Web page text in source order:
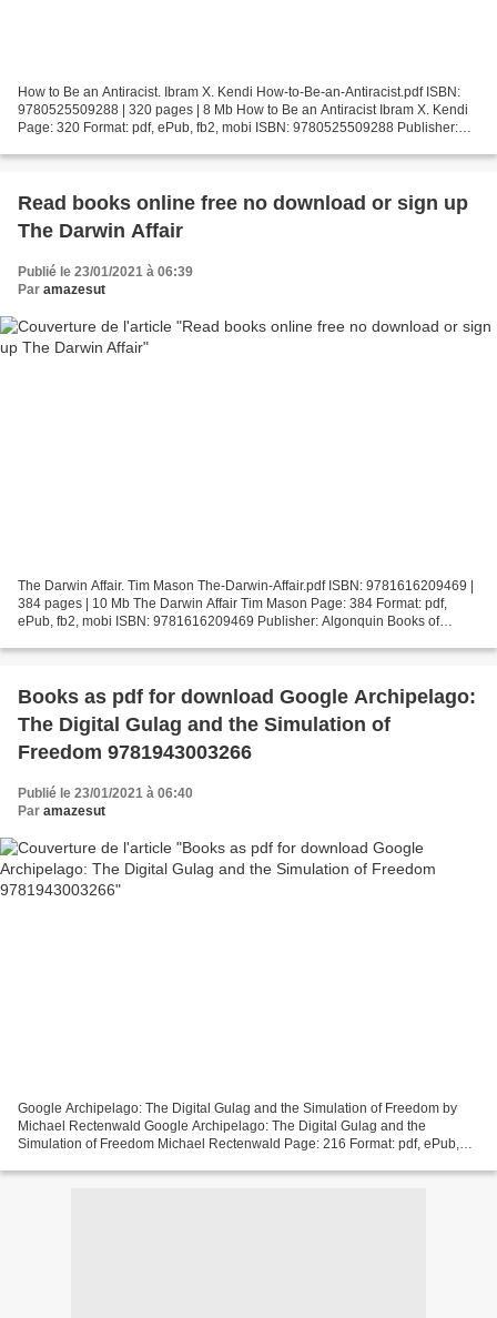
How to Be an Antiracist. Ibram X. Kendi How-to-Be-an-Antiracist.pdf ISBN:
9780525509288 | 320 pages | 8 Mb How to Be an Antiracist Ibram X. Kendi
Page: 320 Format: pdf, ePub, fb2, mobi ISBN: 9780525509288 Publisher:
Read books online free no download or sign up
The Darwin Affair
Publié le 23/01/2021 à 06:39
Par amazesut
The Darwin Affair. Tim Mason The-Darwin-Affair.pdf ISBN: 9781616209469 |
384 pages | 10 Mb The Darwin Affair Tim Mason Page: 384 Format: pdf,
ePub, fb2, mobi ISBN: 9781616209469 Publisher: Algonquin Books of
Books as pdf for download Google Archipelago:
The Digital Gulag and the Simulation of
Freedom 9781943003266
Publié le 23/01/2021 à 06:40
Par amazesut
Google Archipelago: The Digital Gulag and the Simulation of Freedom by
Michael Rectenwald Google Archipelago: The Digital Gulag and the
Simulation of Freedom Michael Rectenwald Page: 216 Format: pdf, ePub,